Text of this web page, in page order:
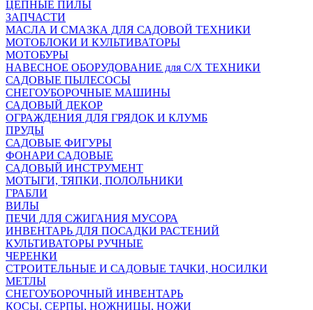
ЦЕПНЫЕ ПИЛЫ
ЗАПЧАСТИ
МАСЛА И СМАЗКА ДЛЯ САДОВОЙ ТЕХНИКИ
МОТОБЛОКИ И КУЛЬТИВАТОРЫ
МОТОБУРЫ
НАВЕСНОЕ ОБОРУДОВАНИЕ для С/Х ТЕХНИКИ
САДОВЫЕ ПЫЛЕСОСЫ
СНЕГОУБОРОЧНЫЕ МАШИНЫ
САДОВЫЙ ДЕКОР
ОГРАЖДЕНИЯ ДЛЯ ГРЯДОК И КЛУМБ
ПРУДЫ
САДОВЫЕ ФИГУРЫ
ФОНАРИ САДОВЫЕ
САДОВЫЙ ИНСТРУМЕНТ
МОТЫГИ, ТЯПКИ, ПОЛОЛЬНИКИ
ГРАБЛИ
ВИЛЫ
ПЕЧИ ДЛЯ СЖИГАНИЯ МУСОРА
ИНВЕНТАРЬ ДЛЯ ПОСАДКИ РАСТЕНИЙ
КУЛЬТИВАТОРЫ РУЧНЫЕ
ЧЕРЕНКИ
СТРОИТЕЛЬНЫЕ И САДОВЫЕ ТАЧКИ, НОСИЛКИ
МЕТЛЫ
СНЕГОУБОРОЧНЫЙ ИНВЕНТАРЬ
КОСЫ, СЕРПЫ, НОЖНИЦЫ, НОЖИ